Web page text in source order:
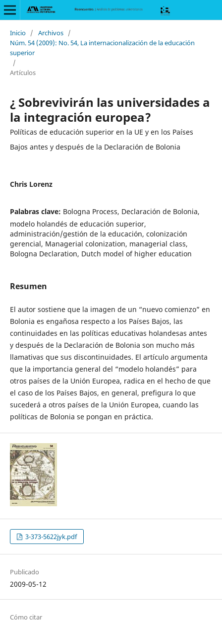
Inicio / Archivos /
Núm. 54 (2009): No. 54, La internacionalización de la educación
superior
/
Artículos
¿ Sobrevivirán las universidades a
la integración europea?
Políticas de educación superior en la UE y en los Países
Bajos antes y después de la Declaración de Bolonia
Chris Lorenz
Palabras clave: Bologna Process, Declaración de Bolonia,
modelo holandés de educación superior,
administración/gestión de la educación, colonización
gerencial, Managerial colonization, managerial class,
Bologna Declaration, Dutch model of higher education
Resumen
El autor sostiene que la imagen de un “nuevo comienzo” en
Bolonia es engañosa respecto a los Países Bajos, las
continuidades en las políticas educativas holandesas antes
y después de la Declaración de Bolonia son mucho más
llamativas que sus discontinuidades. El artículo argumenta
que la importancia general del “modelo holandés” para
otros países de la Unión Europea, radica en el hecho de que
el caso de los Países Bajos, en general, prefigura lo que
sucederá a otros países de la Unión Europea, cuando las
políticas de Bolonia se pongan en práctica.
3-373-5622jyk.pdf
Publicado
2009-05-12
Cómo citar